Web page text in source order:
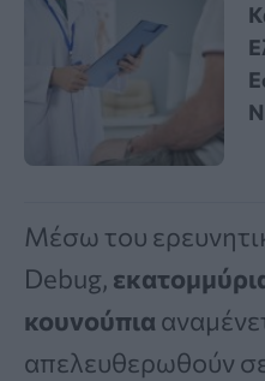
Μέσω του
Debug,
κουνούπια
απελευθερωθούν